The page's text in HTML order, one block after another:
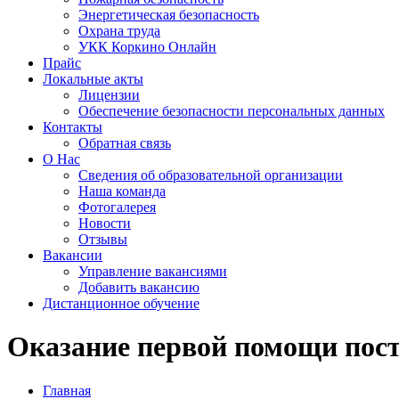
Энергетическая безопасность
Охрана труда
УКК Коркино Онлайн
Прайс
Локальные акты
Лицензии
Обеспечение безопасности персональных данных
Контакты
Обратная связь
О Нас
Сведения об образовательной организации
Наша команда
Фотогалерея
Новости
Отзывы
Вакансии
Управление вакансиями
Добавить вакансию
Дистанционное обучение
Оказание первой помощи
Главная